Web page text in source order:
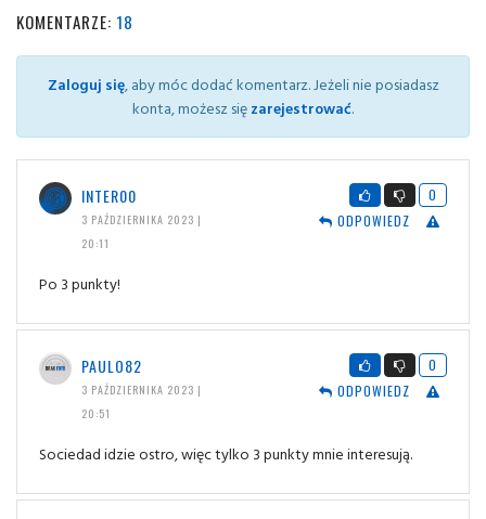
KOMENTARZE: 18
Zaloguj się, aby móc dodać komentarz. Jeżeli nie posiadasz
konta, możesz sięzarejestrować.
INTER00
3 PAŹDZIERNIKA 2023 |
20:11
0
ODPOWIEDZ
Po 3 punkty!
PAULO82
3 PAŹDZIERNIKA 2023 |
20:51
0
ODPOWIEDZ
Sociedad idzie ostro, więc tylko 3 punkty mnie interesują.